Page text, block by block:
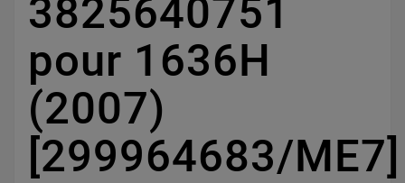
3825640751
pour 1636H
(2007)
[299964683/ME7]